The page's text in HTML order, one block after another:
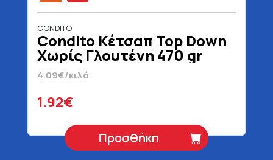
CONDITO
Condito Κέτσαπ Top Down
Χωρίς Γλουτένη 470 gr
4.09€/κιλό
1.92€
Προσθήκη